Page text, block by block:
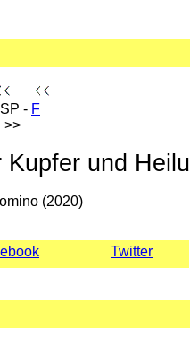
- F
und
(2020)
Twitter